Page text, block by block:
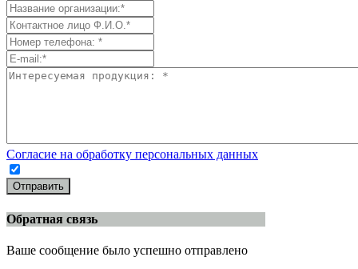
Согласие на обработку персональных данных
Отправить
Обратная связь
Ваше сообщение было успешно отправлено